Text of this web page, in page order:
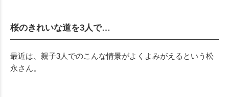
桜のきれいな道を3人で…
最近は、親子3人でのこんな情景がよくよみがえるという松
永さん。